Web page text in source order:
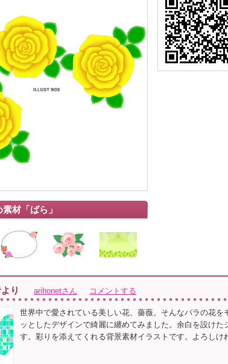
材「ばら」
り arihonetさん コメントする
世界中で愛されている美しい花、薔薇。そんなバラの花を
ッとしたデザインで綺麗に纏めてみました。余白を設けた
す。彩りを添えてくれる背景素材イラストです。よろしけ